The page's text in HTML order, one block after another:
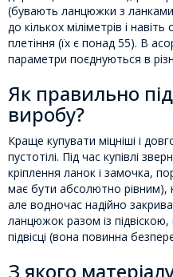
(бувають ланцюжки з ланками
до кількох міліметрів і
плетіння (їх є понад 55). В
параметри поєднуються в
Як правильно
виробу?
Краще купувати міцніші і
пустотілі. Під час купівлі
кріплення ланок і замочка,
має бути абсолютно рівним),
але водночас надійно
ланцюжок разом із
підвісці (вона повинна
З якого